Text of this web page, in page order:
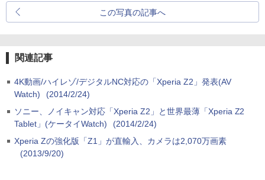
この写真の記事へ
関連記事
4K動画/ハイレゾ/デジタルNC対応の「Xperia Z2」発表(AV
Watch)
(2014/2/24)
ソニー、ノイキャン対応「Xperia Z2」と世界最薄「Xperia Z2
Tablet」(ケータイWatch)
(2014/2/24)
Xperia Zの強化版「Z1」が直輸入、カメラは2,070万画素
(2013/9/20)